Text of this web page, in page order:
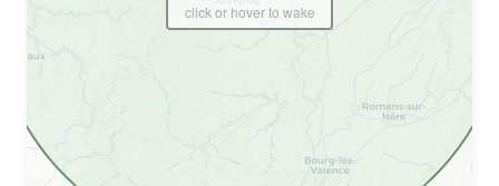
click or hover to wake